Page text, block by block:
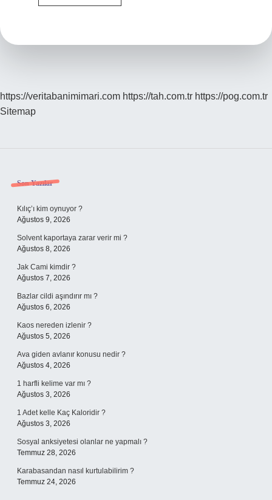
Ne
https://veritabanimimari.com https://tah.com.tr https://pog.com.tr
Sitemap
Sidebar
Son Yazılar
Kılıç’ı kim oynuyor ?
Ağustos 9, 2026
Solvent kaportaya zarar verir mi ?
Ağustos 8, 2026
Jak Cami kimdir ?
Ağustos 7, 2026
Bazlar cildi aşındırır mı ?
Ağustos 6, 2026
Kaos nereden izlenir ?
Ağustos 5, 2026
Ava giden avlanır konusu nedir ?
Ağustos 4, 2026
1 harfli kelime var mı ?
Ağustos 3, 2026
1 Adet kelle Kaç Kaloridir ?
Ağustos 3, 2026
Sosyal anksiyetesi olanlar ne yapmalı ?
Temmuz 28, 2026
Karabasandan nasıl kurtulabilirim ?
Temmuz 24, 2026